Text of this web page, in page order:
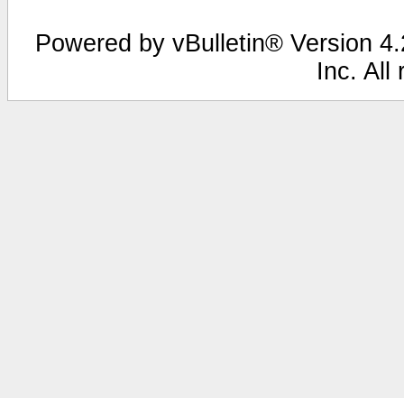
Powered by vBulletin® Version
Inc. All